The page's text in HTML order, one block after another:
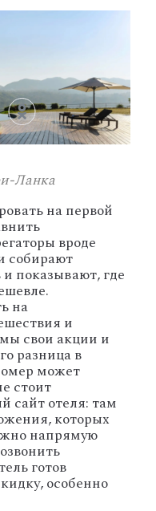
Ланка
напервой
вроде
собирают
и показывают,где
на
и
свои акции и
разницав
может
стоит
сайтотеля: там
которых
напрямую
готов
особенно